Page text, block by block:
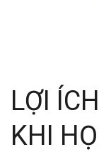
LỢI
KHI